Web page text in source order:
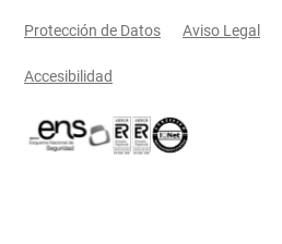
Menú legal
Protección de Datos Aviso Legal
Accesibilidad